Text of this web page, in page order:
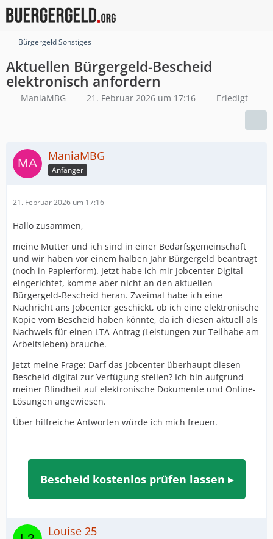
Bürgergeld Sonstiges
Aktuellen Bürgergeld-Bescheid
elektronisch anfordern
ManiaMBG 21. Februar 2026 um 17:16 Erledigt
ManiaMBG
Anfänger
21. Februar 2026 um 17:16
Hallo zusammen,
meine Mutter und ich sind in einer Bedarfsgemeinschaft
und wir haben vor einem halben Jahr Bürgergeld beantragt
(noch in Papierform). Jetzt habe ich mir Jobcenter Digital
eingerichtet, komme aber nicht an den aktuellen
Bürgergeld-Bescheid heran. Zweimal habe ich eine
Nachricht ans Jobcenter geschickt, ob ich eine elektronische
Kopie vom Bescheid haben könnte, da ich diesen aktuell als
Nachweis für einen LTA-Antrag (Leistungen zur Teilhabe am
Arbeitsleben) brauche.
Jetzt meine Frage: Darf das Jobcenter überhaupt diesen
Bescheid digital zur Verfügung stellen? Ich bin aufgrund
meiner Blindheit auf elektronische Dokumente und Online-
Lösungen angewiesen.
Über hilfreiche Antworten würde ich mich freuen.
Bescheid kostenlos prüfen lassen ▸
Louise 25